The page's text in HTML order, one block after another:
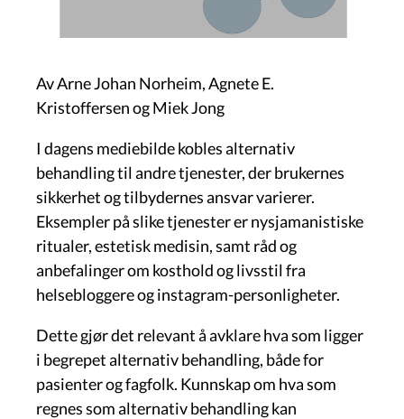
Av Arne Johan Norheim, Agnete E.
Kristoffersen og Miek Jong
I dagens mediebilde kobles alternativ
behandling til andre tjenester, der brukernes
sikkerhet og tilbydernes ansvar varierer.
Eksempler på slike tjenester er nysjamanistiske
ritualer, estetisk medisin, samt råd og
anbefalinger om kosthold og livsstil fra
helsebloggere og instagram-personligheter.
Dette gjør det relevant å avklare hva som ligger
i begrepet alternativ behandling, både for
pasienter og fagfolk. Kunnskap om hva som
regnes som alternativ behandling kan